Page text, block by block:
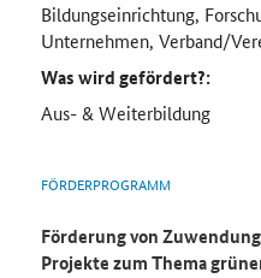
Bildungseinrichtung,
Unternehmen, Verband/
Was wird gefördert?:
Aus- & Weiterbildung
FÖRDERPROGRAMM
Förderung von
Projekte zum Thema